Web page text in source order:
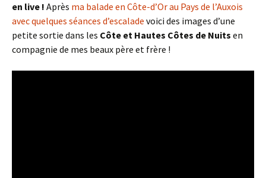
en live ! Après ma balade en Côte-d’Or au Pays de l’Auxois
avec quelques séances d’escalade voici des images d’une
petite sortie dans les Côte et Hautes Côtes de Nuits en
compagnie de mes beaux père et frère !